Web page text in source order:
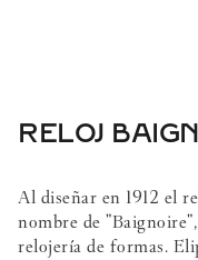
RELOJ
Al diseñar en 1912 el
nombre de
relojería de formas.